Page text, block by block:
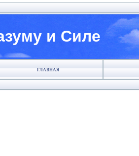
и Силе
ГЛАВНАЯ